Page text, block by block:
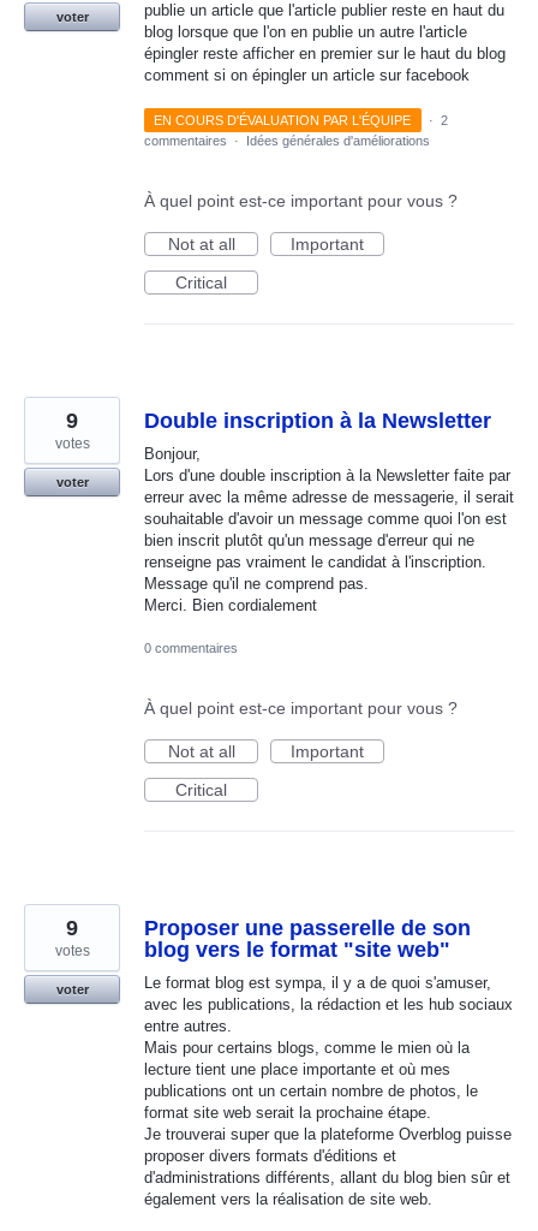
publie un article que l'article publier reste en haut du
blog lorsque que l'on en publie un autre l'article
épingler reste afficher en premier sur le haut du blog
comment si on épingler un article sur facebook
voter
EN COURS D'ÉVALUATION PAR L'ÉQUIPE · 2
commentaires
· Idées générales d'améliorations
À quel point est-ce important pour vous ?
Not at all
Important
Critical
Double inscription à la Newsletter
Bonjour,
Lors d'une double inscription à la Newsletter faite par
erreur avec la même adresse de messagerie, il serait
souhaitable d'avoir un message comme quoi l'on est
bien inscrit plutôt qu'un message d'erreur qui ne
renseigne pas vraiment le candidat à l'inscription.
Message qu'il ne comprend pas.
Merci. Bien cordialement
9
votes
voter
0 commentaires
À quel point est-ce important pour vous ?
Not at all
Important
Critical
Proposer une passerelle de son
blog vers le format "site web"
Le format blog est sympa, il y a de quoi s'amuser,
avec les publications, la rédaction et les hub sociaux
entre autres.
Mais pour certains blogs, comme le mien où la
lecture tient une place importante et où mes
publications ont un certain nombre de photos, le
format site web serait la prochaine étape.
Je trouverai super que la plateforme Overblog puisse
proposer divers formats d'éditions et
d'administrations différents, allant du blog bien sûr et
également vers la réalisation de site web.
9
votes
voter